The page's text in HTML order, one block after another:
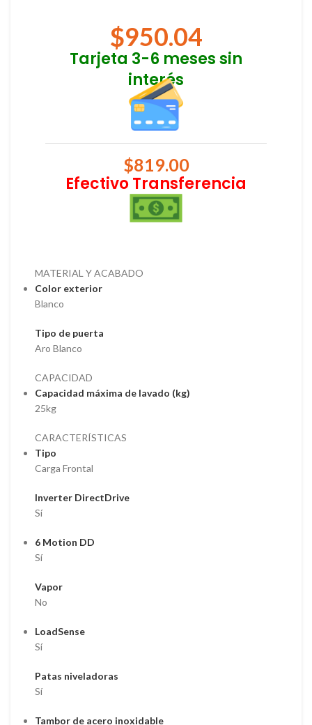
$950.04
Tarjeta 3-6 meses sin
interés
$819.00
Efectivo Transferencia
MATERIAL Y ACABADO
Color exterior
Blanco
Tipo de puerta
Aro Blanco
CAPACIDAD
Capacidad máxima de lavado (kg)
25kg
CARACTERÍSTICAS
Tipo
Carga Frontal
Inverter DirectDrive
Sí
6 Motion DD
Sí
Vapor
No
LoadSense
Sí
Patas niveladoras
Sí
Tambor de acero inoxidable